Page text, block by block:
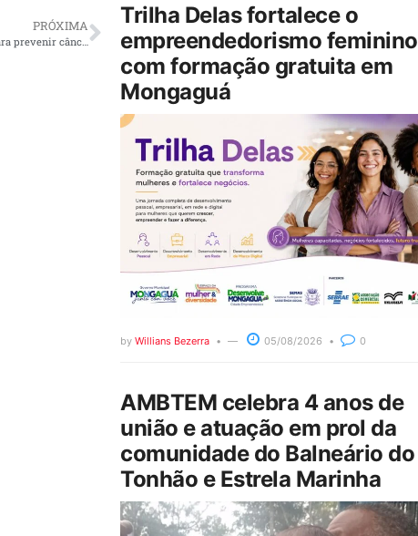
PRÓXIMA
Médico mostra importância da mamografia para prevenir câncer de mama
Trilha Delas fortalece o
empreendedorismo feminino
com formação gratuita em
Mongaguá
by Willians Bezerra 05/08/2026 0
AMBTEM celebra 4 anos de
união e atuação em prol da
comunidade do Balneário do
Tonhão e Estrela Marinha